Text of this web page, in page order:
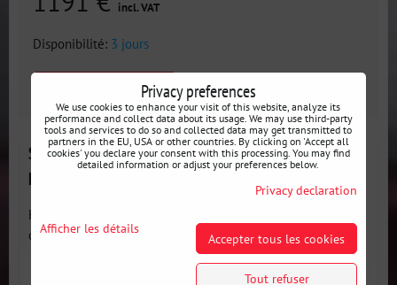
incl. VAT
Disponibilité: 3 jours
SELECT VARIANT
Suspension Sport Réglable en Hauteur et en Dureté
HSD Monopro pour MAZDA MX5 MK4 ND
HSD Monopro est le fleuron de HSD, intégrant toutes les
qualités...
Privacy preferences
We use cookies to enhance your visit of this website, analyze its
performance and collect data about its usage. We may use third-party
tools and services to do so and collected data may get transmitted to
partners in the EU, USA or other countries. By clicking on 'Accept all
cookies' you declare your consent with this processing. You may find
detailed information or adjust your preferences below.
Privacy declaration
Afficher les détails
Accepter tous les cookies
Tout refuser